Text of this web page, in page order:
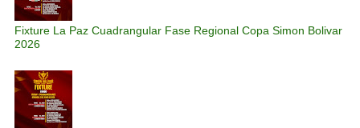
Fixture La Paz Cuadrangular Fase Regional Copa Simon Bolivar
2026